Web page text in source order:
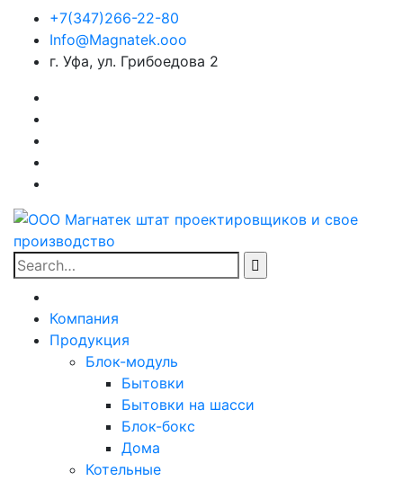
+7(347)266-22-80
Info@Magnatek.ooo
г. Уфа, ул. Грибоедова 2
Search
for:
Компания
Продукция
Блок-модуль
Бытовки
Бытовки на шасси
Блок-бокс
Дома
Котельные